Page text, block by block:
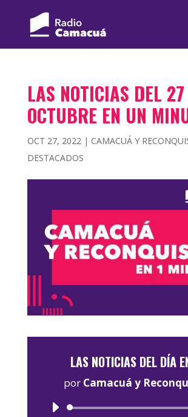
LAS NOTICIAS DEL
OCTUBRE EN UN
OCT 27, 2022| CAMACUÁ Y
DESTACADOS
LAS NOTICIAS DEL DÍA
por Camacuá y